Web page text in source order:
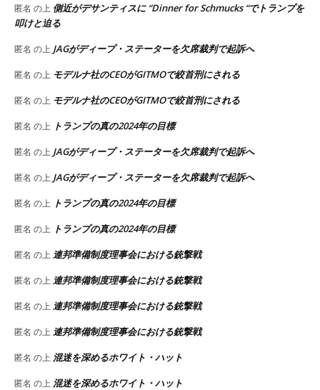
匿名 の上 側近がデサンティスに “Dinner for Schmucks “でトランプを
叩けと迫る
匿名 の上 JAGがディープ・ステーターを欠席裁判で起訴へ
匿名 の上 モデルナ社のCEOがGITMOで絞首刑にされる
匿名 の上 モデルナ社のCEOがGITMOで絞首刑にされる
匿名 の上 トランプの真の2024年の目標
匿名 の上 JAGがディープ・ステーターを欠席裁判で起訴へ
匿名 の上 JAGがディープ・ステーターを欠席裁判で起訴へ
匿名 の上 トランプの真の2024年の目標
匿名 の上 トランプの真の2024年の目標
匿名 の上 連邦準備制度理事会における銃撃戦
匿名 の上 連邦準備制度理事会における銃撃戦
匿名 の上 連邦準備制度理事会における銃撃戦
匿名 の上 連邦準備制度理事会における銃撃戦
匿名 の上 混迷を深めるホワイト・ハット
匿名 の上 混迷を深めるホワイト・ハット